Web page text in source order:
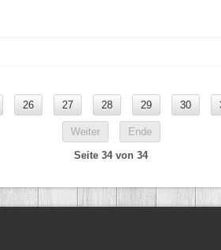
26 27 28 29 30
Weiter
Ende
Seite 34 von 34